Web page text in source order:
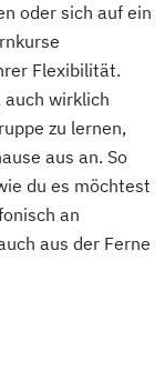
oder sich auf ein
Flexibilität.
auch wirklich
zu lernen,
aus an. So
du es möchtest
an
aus der Ferne